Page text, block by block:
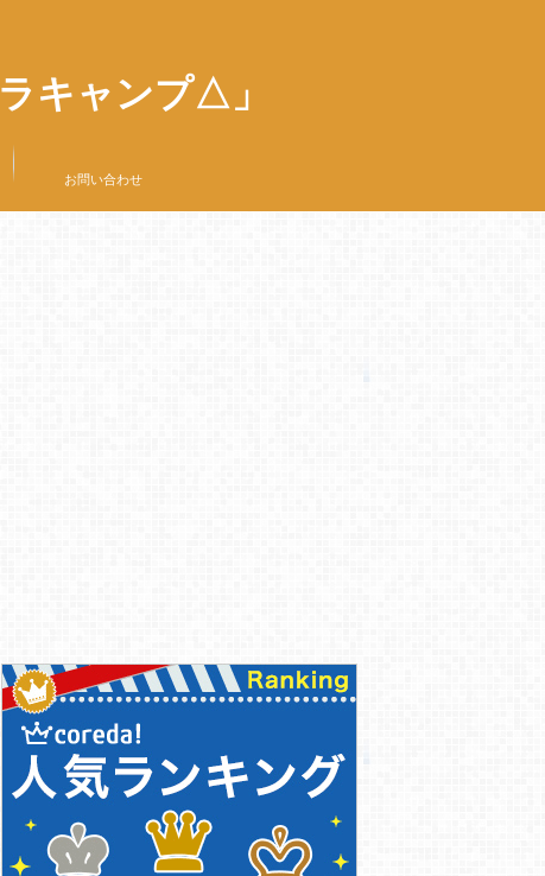
キャンプ△」
お問い合わせ